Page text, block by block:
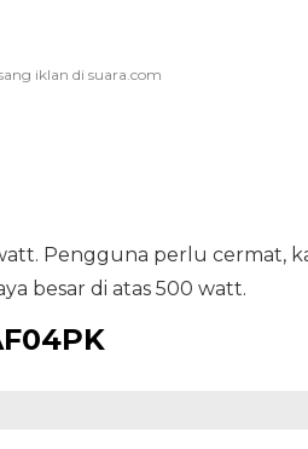
Pengguna perlu cermat,
besar di atas 500 watt.